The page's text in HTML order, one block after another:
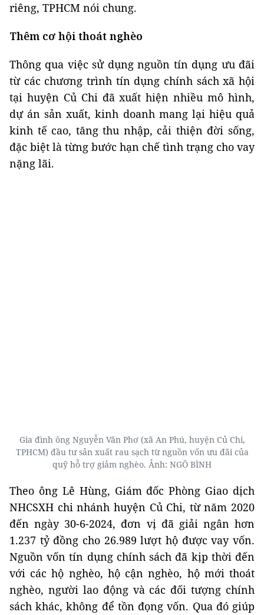
riêng, TPHCM nói chung.
Thêm cơ hội thoát nghèo
Thông qua việc sử dụng nguồn tín dụng ưu đãi
từ các chương trình tín dụng chính sách xã hội
tại huyện Củ Chi đã xuất hiện nhiều mô hình,
dự án sản xuất, kinh doanh mang lại hiệu quả
kinh tế cao, tăng thu nhập, cải thiện đời sống,
đặc biệt là từng bước hạn chế tình trạng cho vay
nặng lãi.
Gia đình ông Nguyễn Văn Phơ (xã An Phú, huyện Củ Chi,
TPHCM) đầu tư sản xuất rau sạch từ nguồn vốn ưu đãi của
quỹ hỗ trợ giảm nghèo. Ảnh: NGÔ BÌNH
Theo ông Lê Hùng, Giám đốc Phòng Giao dịch
NHCSXH chi nhánh huyện Củ Chi, từ năm 2020
đến ngày 30-6-2024, đơn vị đã giải ngân hơn
1.237 tỷ đồng cho 26.989 lượt hộ được vay vốn.
Nguồn vốn tín dụng chính sách đã kịp thời đến
với các hộ nghèo, hộ cận nghèo, hộ mới thoát
nghèo, người lao động và các đối tượng chính
sách khác, không để tồn đọng vốn. Qua đó giúp